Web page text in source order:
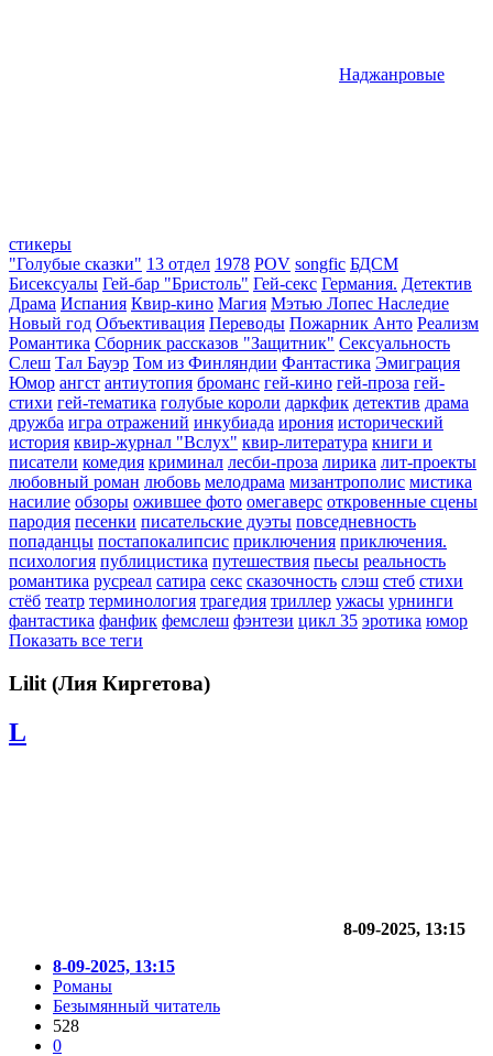
Наджанровые
стикеры
"Голубые сказки" 13 отдел 1978 POV songfic БДСМ
Бисексуалы Гей-бар "Бристоль" Гей-секс Германия. Детектив
Драма Испания Квир-кино Магия Мэтью Лопес Наследие
Новый год Объективация Переводы Пожарник Анто Реализм
Романтика Сборник рассказов "Защитник" Сексуальность
Слеш Тал Бауэр Том из Финляндии Фантастика Эмиграция
Юмор ангст антиутопия броманс гей-кино гей-проза гей-
стихи гей-тематика голубые короли даркфик детектив драма
дружба игра отражений инкубиада ирония исторический
история квир-журнал "Вслух" квир-литература книги и
писатели комедия криминал лесби-проза лирика лит-проекты
любовный роман любовь мелодрама мизантрополис мистика
насилие обзоры ожившее фото омегаверс откровенные сцены
пародия песенки писательские дуэты повседневность
попаданцы постапокалипсис приключения приключения.
психология публицистика путешествия пьесы реальность
романтика русреал сатира секс сказочность слэш стеб стихи
стёб театр терминология трагедия триллер ужасы урнинги
фантастика фанфик фемслеш фэнтези цикл 35 эротика юмор
Показать все теги
Lilit (Лия Киргетова)
L
8-09-2025, 13:15
8-09-2025, 13:15
Романы
Безымянный читатель
528
0